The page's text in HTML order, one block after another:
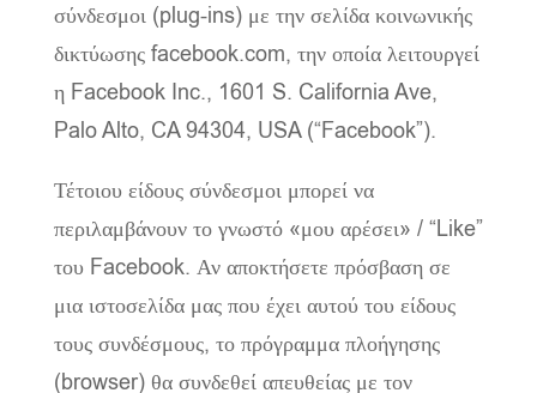
σύνδεσμοι (plug-ins) με την σελίδα κοινωνικής
δικτύωσης facebook.com, την οποία λειτουργεί
η Facebook Inc., 1601 S. California Ave,
Palo Alto, CA 94304, USA (“Facebook”).
Τέτοιου είδους σύνδεσμοι μπορεί να
περιλαμβάνουν το γνωστό «μου αρέσει» / “Like”
του Facebook. Αν αποκτήσετε πρόσβαση σε
μια ιστοσελίδα μας που έχει αυτού του είδους
τους συνδέσμους, το πρόγραμμα πλοήγησης
(browser) θα συνδεθεί απευθείας με τον